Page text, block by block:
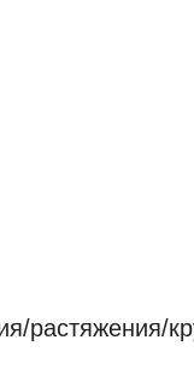
растяжения/